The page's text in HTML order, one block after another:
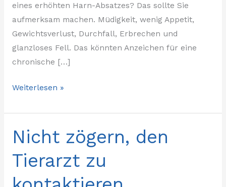
eines erhöhten Harn-Absatzes? Das sollte Sie
aufmerksam machen. Müdigkeit, wenig Appetit,
Gewichtsverlust, Durchfall, Erbrechen und
glanzloses Fell. Das könnten Anzeichen für eine
chronische […]
Weiterlesen »
Nicht zögern, den
Tierarzt zu
Nicht
zögern,
den